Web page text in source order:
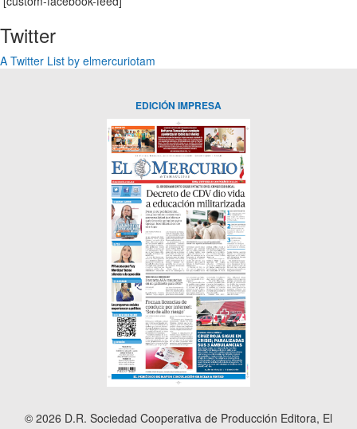
Twitter
A Twitter List by elmercuriotam
EDICIÓN IMPRESA
© 2026 D.R. Sociedad Cooperativa de Producción Editora, El